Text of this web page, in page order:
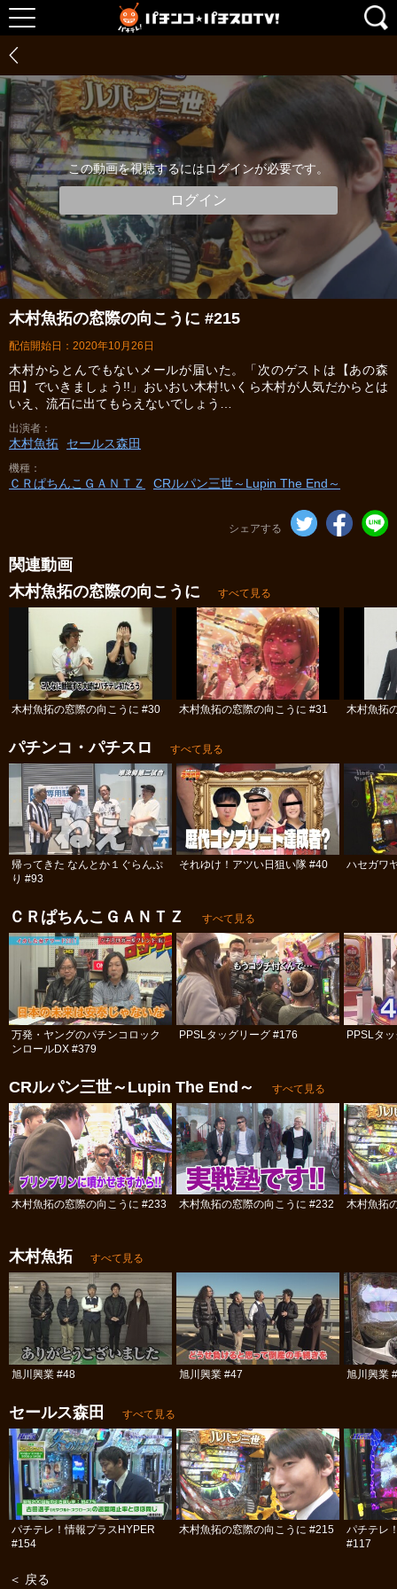
この動画を視聴するにはログインが必要です。
ログイン
木村魚拓の窓際の向こうに #215
配信開始日：2020年10月26日
木村からとんでもないメールが届いた。「次のゲストは【あの森
田】でいきましょう!!」おいおい木村!いくら木村が人気だからとは
いえ、流石に出てもらえないでしょう…
出演者
木村魚拓 セールス森田
機種
ＣＲぱちんこＧＡＮＴＺ CRルパン三世～Lupin The End～
シェアする
関連動画
木村魚拓の窓際の向こうに
すべて見る
木村魚拓の窓際の向こうに #30 木村魚拓の窓際の向こうに #31 木村魚拓
パチンコ・パチスロ すべて見る
帰ってきた なんとか１ぐらんぷ
り #93
それゆけ！アツい日狙い隊 #40 ハセガワ
ＣＲぱちんこＧＡＮＴＺ すべて見る
万発・ヤングのパチンコロック
ンロールDX #379
PPSLタッグリーグ #176 PPSLタ
CRルパン三世～Lupin The End～ すべて見る
木村魚拓の窓際の向こうに #233 木村魚拓の窓際の向こうに #232 木村魚拓
木村魚拓 すべて見る
旭川興業 #48 旭川興業 #47 旭川興業
セールス森田 すべて見る
パチテレ！情報プラスHYPER
#154
木村魚拓の窓際の向こうに #215
パチテレ
#117
＜ 戻る